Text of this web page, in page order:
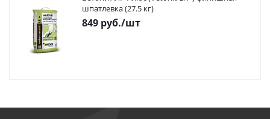
шпатлевка (27.5 кг)
849 руб./шт